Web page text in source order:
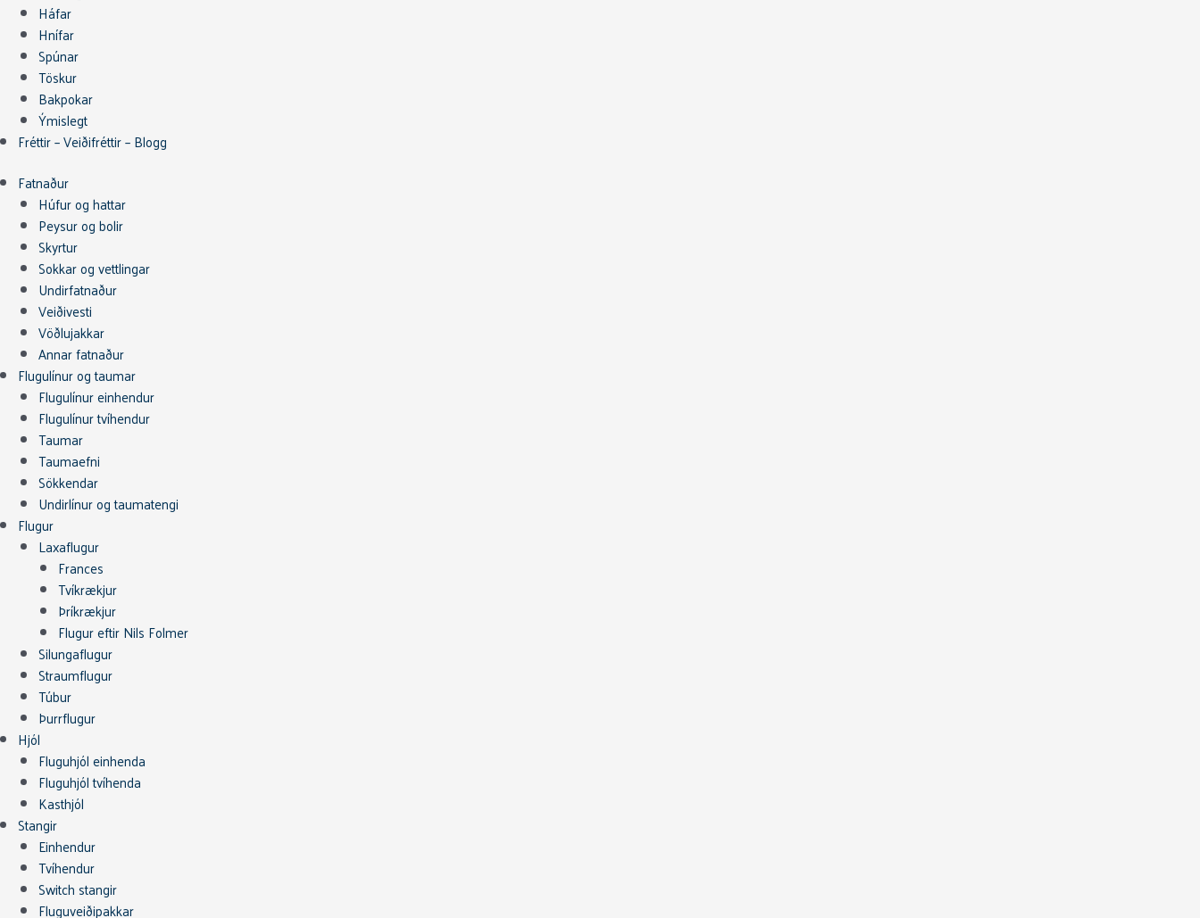
Háfar
Hnífar
Spúnar
Töskur
Bakpokar
Ýmislegt
Fréttir – Veiðifréttir – Blogg
Fatnaður
Húfur og hattar
Peysur og bolir
Skyrtur
Sokkar og vettlingar
Undirfatnaður
Veiðivesti
Vöðlujakkar
Annar fatnaður
Flugulínur og taumar
Flugulínur einhendur
Flugulínur tvíhendur
Taumar
Taumaefni
Sökkendar
Undirlínur og taumatengi
Flugur
Laxaflugur
Frances
Tvíkrækjur
Þríkrækjur
Flugur eftir Nils Folmer
Silungaflugur
Straumflugur
Túbur
Þurrflugur
Hjól
Fluguhjól einhenda
Fluguhjól tvíhenda
Kasthjól
Stangir
Einhendur
Tvíhendur
Switch stangir
Fluguveiðipakkar